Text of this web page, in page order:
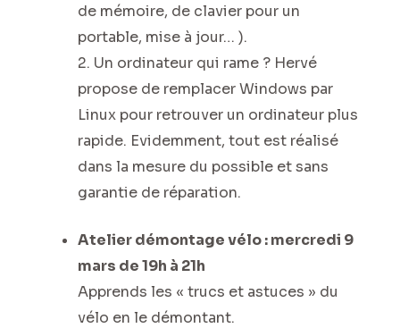
de mémoire, de clavier pour un
portable, mise à jour… ).
2. Un ordinateur qui rame ? Hervé
propose de remplacer Windows par
Linux pour retrouver un ordinateur plus
rapide. Evidemment, tout est réalisé
dans la mesure du possible et sans
garantie de réparation.
Atelier démontage vélo : mercredi 9
mars de 19h à 21h
Apprends les « trucs et astuces » du
vélo en le démontant.